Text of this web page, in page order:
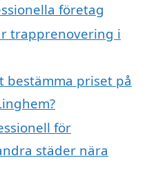
företag
trapprenovering i
bestämma priset på
för
städer nära